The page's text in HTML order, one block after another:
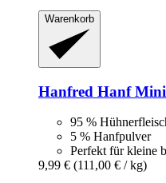
Warenkorb
Hanfred Hanf
95 %
5 % Hanfpulver
Perfekt für kleine
9,99 € (111,00 € / kg)